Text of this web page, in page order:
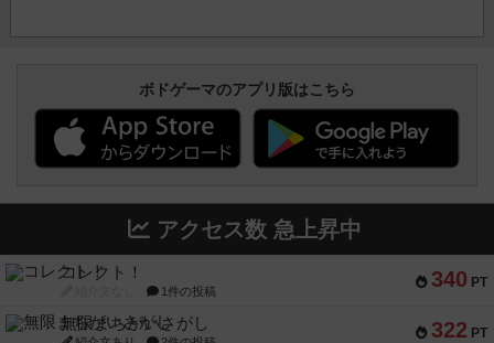
ボドゲーマのアプリ版はこちら
アクセス数 急上昇中
340 PT
コレクト！
1件の投稿
322 PT
無限まちがいさがし